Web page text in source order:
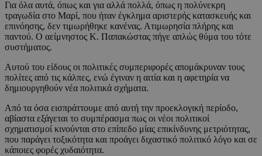
Για όλα αυτά, όπως και για αλλά πολλά, όπως η πολύνεκρη
τραγωδία στο Μαρί, που ήταν έγκλημα αριστερής κατασκευής και
επινόησης, δεν τιμωρήθηκε κανένας. Ατιμωρησία πλήρης και
παντού. Ο αείμνηστος Κ. Παπακώστας πήγε απλώς θύμα του τότε
συστήματος.
Αυτού του είδους οι πολιτικές συμπεριφορές απομάκρυναν τους
πολίτες από τις κάλπες, ενώ έγιναν η αιτία και η αφετηρία να
δημιουργηθούν νέα πολιτικά σχήματα.
Από τα όσα εισπράττουμε από αυτή την προεκλογική περίοδο,
αβίαστα εξάγεται το συμπέρασμα πως οι νέοι πολιτικοί
σχηματισμοί κινούνται στο επίπεδο μίας επικίνδυνης μετριότητας,
που παράγει τοξικότητα και προάγει διχαστικό πολιτικό λόγο και σε
κάποιες φορές χυδαιότητα.